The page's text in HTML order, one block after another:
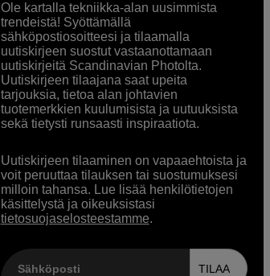
Ole kartalla tekniikka-alan uusimmista
trendeistä! Syöttämällä
sähköpostiosoitteesi ja tilaamalla
uutiskirjeen suostut vastaanottamaan
uutiskirjeitä Scandinavian Photolta.
Uutiskirjeen tilaajana saat upeita
tarjouksia, tietoa alan johtavien
tuotemerkkien kuulumisista ja uutuuksista
sekä tietysti runsaasti inspiraatiota.
Uutiskirjeen tilaaminen on vapaaehtoista ja
voit peruuttaa tilauksen tai suostumuksesi
milloin tahansa. Lue lisää henkilötietojen
käsittelystä ja oikeuksistasi
tietosuojaselosteestamme.
Sähköposti TILAA